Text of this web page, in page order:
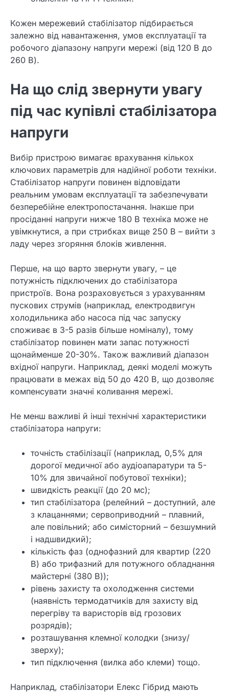
Кожен мережевий стабілізатор підбирається
залежно від навантаження, умов експлуатації та
робочого діапазону напруги мережі (від 120 В до
260 В).
На що слід звернути увагу
під час купівлі стабілізатора
напруги
Вибір пристрою вимагає врахування кількох
ключових параметрів для надійної роботи техніки.
Стабілізатор напруги повинен відповідати
реальним умовам експлуатації та забезпечувати
безперебійне електропостачання. Інакше при
просіданні напруги нижче 180 В техніка може не
увімкнутися, а при стрибках вище 250 В – вийти з
ладу через згоряння блоків живлення.
Перше, на що варто звернути увагу, – це
потужність підключених до стабілізатора
пристроїв. Вона розраховується з урахуванням
пускових струмів (наприклад, електродвигун
холодильника або насоса під час запуску
споживає в 3-5 разів більше номіналу), тому
стабілізатор повинен мати запас потужності
щонайменше 20-30%. Також важливий діапазон
вхідної напруги. Наприклад, деякі моделі можуть
працювати в межах від 50 до 420 В, що дозволяє
компенсувати значні коливання мережі.
Не менш важливі й інші технічні характеристики
стабілізатора напруги:
точність стабілізації (наприклад, 0,5% для
дорогої медичної або аудіоапаратури та 5-
10% для звичайної побутової техніки);
швидкість реакції (до 20 мс);
тип стабілізатора (релейний – доступний, але
з клацаннями; сервоприводний – плавний,
але повільний; або симісторний – безшумний
і надшвидкий);
кількість фаз (однофазний для квартир (220
В) або трифазний для потужного обладнання
майстерні (380 В));
рівень захисту та охолодження системи
(наявність термодатчиків для захисту від
перегріву та варисторів від грозових
розрядів);
розташування клемної колодки (знизу/
зверху);
тип підключення (вилка або клеми) тощо.
Наприклад, стабілізатори Елекс Гібрид мають